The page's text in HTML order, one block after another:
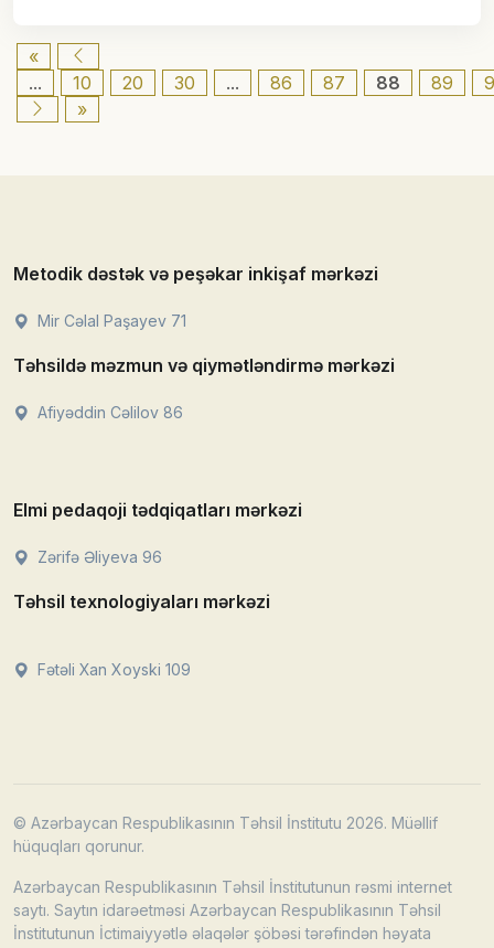
«
...
10 20 30 ... 86 87 88 89
»
Metodik dəstək və peşəkar inkişaf mərkəzi
Mir Cəlal Paşayev 71
Təhsildə məzmun və qiymətləndirmə mərkəzi
Afiyəddin Cəlilov 86
Elmi pedaqoji tədqiqatları mərkəzi
Zərifə Əliyeva 96
Təhsil texnologiyaları mərkəzi
Fətəli Xan Xoyski 109
© Azərbaycan Respublikasının Təhsil İnstitutu 2026. Müəllif
hüquqları qorunur.
Azərbaycan Respublikasının Təhsil İnstitutunun rəsmi internet
saytı. Saytın idarəetməsi Azərbaycan Respublikasının Təhsil
İnstitutunun İctimaiyyətlə əlaqələr şöbəsi tərəfindən həyata